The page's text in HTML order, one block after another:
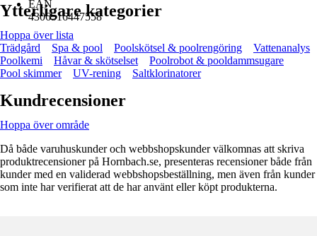
EAN
4306516447558
Ytterligare kategorier
Hoppa över lista
Trädgård
Spa & pool Poolskötsel & poolrengöring
Vattenanalys
Poolkemi
Håvar & skötselset
Poolrobot & pooldammsugare
Pool skimmer
UV-rening Saltklorinatorer
Kundrecensioner
Hoppa över område
Då både varuhuskunder och webbshopskunder välkomnas att skriva
produktrecensioner på Hornbach.se, presenteras recensioner både från
kunder med en validerad webbshopsbeställning, men även från kunder
som inte har verifierat att de har använt eller köpt produkterna.